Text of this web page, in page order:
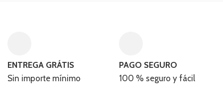
ENTREGA GRÁTIS
Sin importe mínimo
PAGO SEGURO
100 % seguro y fácil​